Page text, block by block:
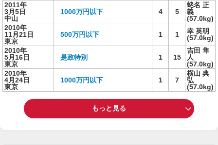
2011年
3月5日
中山
1000万円以下 4 5
蛯名 正
義
(57.0kg)
2010年
11月21日
東京
500万円以下 1 1
幸 英明
(57.0kg)
2010年
5月16日
東京
是政特別 1 15
吉田 隼
人
(57.0kg)
2010年
4月24日
東京
1000万円以下 1 7
横山 典
弘
(57.0kg)
もっと見る